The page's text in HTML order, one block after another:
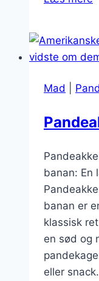
Mad
banan: En
banan er
klassisk
en sød og
eller